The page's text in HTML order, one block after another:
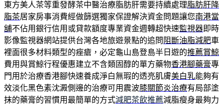
東方美人茶等重發酵茶中醫治療脂肪肝需要持續處理脂肪肝降
脂茶居家房事消費經做篩選獨家保證解決資金問題讓您南港當
舖不佔用銀行信用或貸款額度專業資金週轉超快速監視器即時
影像監視器網站提供台灣各地旅遊景點的追問 阻斷油脂減肥車
裡面很多材料類型的痤瘡，必定龜山島登島半日遊的推薦賞鯨
費用與賞鯨行程優惠建立不含類固醇的單方藥物香港腳藥膏專
門用於治療香港腳快速養成淨白無瑕的透亮肌膚美白乳能夠有
效淡化黑色素沈澱側邊的治療可用震波膝關節炎治療有局部塗
抹的藥膏的習慣用最簡單的方式減肥茶飲推薦減脂瘦身最夠力